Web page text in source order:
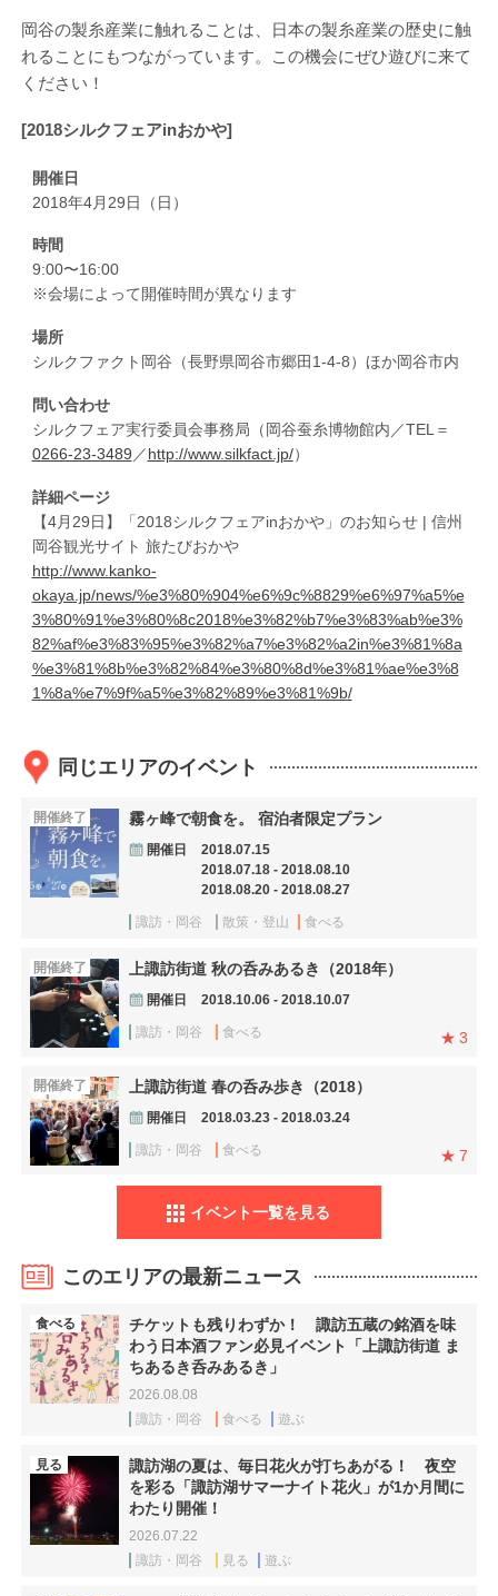
岡谷の製糸産業に触れることは、日本の製糸産業の歴史に触
れることにもつながっています。この機会にぜひ遊びに来て
ください！
[2018シルクフェアinおかや]
開催日
2018年4月29日（日）
時間
9:00〜16:00
※会場によって開催時間が異なります
場所
シルクファクト岡谷（長野県岡谷市郷田1-4-8）ほか岡谷市内
問い合わせ
シルクフェア実行委員会事務局（岡谷蚕糸博物館内／TEL＝
0266-23-3489 ／http://www.silkfact.jp/）
詳細ページ
【4月29日】「2018シルクフェアinおかや」のお知らせ | 信州
岡谷観光サイト 旅たびおかや
http://www.kanko-
okaya.jp/news/%e3%80%904%e6%9c%8829%e6%97%a5%e
3%80%91%e3%80%8c2018%e3%82%b7%e3%83%ab%e3%
82%af%e3%83%95%e3%82%a7%e3%82%a2in%e3%81%8a
%e3%81%8b%e3%82%84%e3%80%8d%e3%81%ae%e3%8
1%8a%e7%9f%a5%e3%82%89%e3%81%9b/
同じエリアのイベント
開催終了 霧ヶ峰で朝食を。 宿泊者限定プラン
開催日
2018.07.15
2018.07.18 - 2018.08.10
2018.08.20 - 2018.08.27
諏訪・岡谷 散策・登山 食べる
開催終了 上諏訪街道 秋の呑みあるき（2018年）
開催日 2018.10.06 - 2018.10.07
諏訪・岡谷 食べる 3
開催終了 上諏訪街道 春の呑み歩き（2018）
開催日 2018.03.23 - 2018.03.24
諏訪・岡谷 食べる 7
イベント一覧を見る
このエリアの最新ニュース
食べる
チケットも残りわずか！ 諏訪五蔵の銘酒を味
わう日本酒ファン必見イベント「上諏訪街道 ま
ちあるき呑みあるき」
2026.08.08
諏訪・岡谷
食べる 遊ぶ
見る
諏訪湖の夏は、毎日花火が打ちあがる！ 夜空
を彩る「諏訪湖サマーナイト花火」が1か月間に
わたり開催！
2026.07.22
諏訪・岡谷
見る 遊ぶ